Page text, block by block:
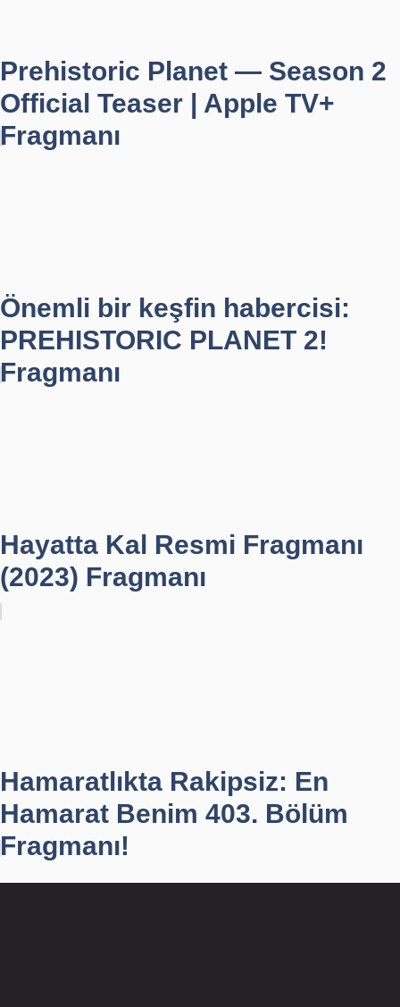
Prehistoric Planet — Season 2
Official Teaser | Apple TV+
Fragmanı
Önemli bir keşfin habercisi:
PREHISTORIC PLANET 2!
Fragmanı
Hayatta Kal Resmi Fragmanı
(2023) Fragmanı
Hamaratlıkta Rakipsiz: En
Hamarat Benim 403. Bölüm
Fragmanı!